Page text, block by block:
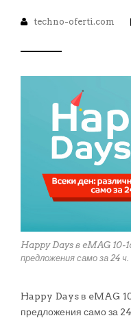
techno-oferti.com
Happy Days в eMAG 10-
предложения само за 24 ч.
Happy Days в eMAG
предложения само за